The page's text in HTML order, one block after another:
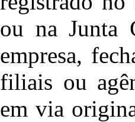
ou na Junta
empresa,
filiais ou
em via